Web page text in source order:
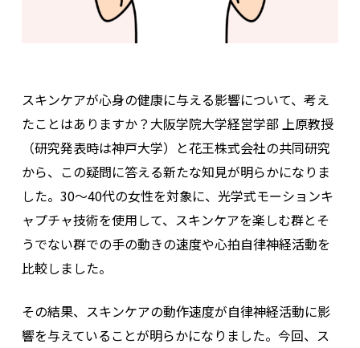
スキンケアが心身の健康に与える影響について、考え
たことはありますか？大阪学院大学経営学部 上原教授
（研究発表時は神戸大学）と花王株式会社の共同研究
から、この疑問に答える新たな知見が明らかになりま
した。30〜40代の女性を対象に、光学式モーションキ
ャプチャ技術を使用して、スキンケアを楽しむ群とそ
うでない群での手の動きの速度や心拍自律神経活動を
比較しました。
その結果、スキンケアの動作速度が自律神経活動に影
響を与えていることが明らかになりました。今回、ス